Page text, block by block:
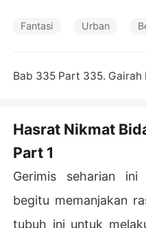
dan nampak sekel, dan
"Ehmm... dia itu yaa
ini !", lanjut gumamku.
Fantasi Urban
Hasrat Nikmat
Part 1
Gerimis seharian
begitu memanjakan
tubuh ini untuk